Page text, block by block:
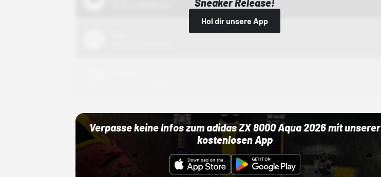
Sneaker Release!
Hol dir unsere App
Verpasse keine Infos zum adidas ZX 8000 Aqua 2026 mit unserer
kostenlosen App